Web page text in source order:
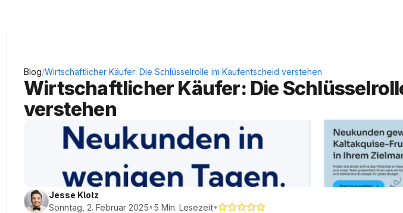
Blog/Wirtschaftlicher Käufer: Die Schlüsselrolle im Kaufentscheid verstehen
Wirtschaftlicher Käufer: Die
verstehen
Jesse Klotz
Sonntag, 2. Februar 2025•5 Min. Lesezeit•